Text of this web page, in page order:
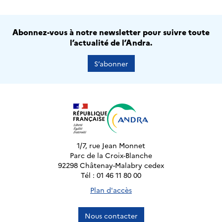
Abonnez-vous à notre newsletter pour suivre toute
l’actualité de l’Andra.
S’abonner
1/7, rue Jean Monnet
Parc de la Croix-Blanche
92298 Châtenay-Malabry cedex
Tél : 01 46 11 80 00
Plan d'accès
Nous contacter